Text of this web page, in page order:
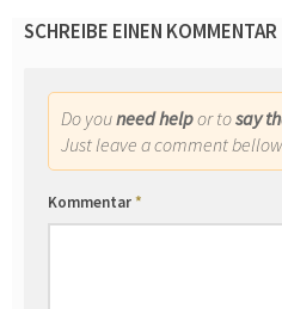
SCHREIBE EINEN KOMMENTAR
Do youneed helpor tosay
Just leave a comment
Kommentar*